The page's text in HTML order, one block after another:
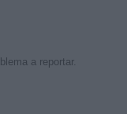
a reportar.